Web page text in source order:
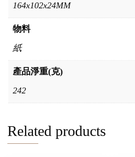
164x102x24MM
物料
紙
產品淨重(克)
242
Related products